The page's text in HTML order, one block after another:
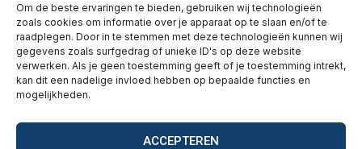
Om de beste ervaringen te bieden, gebruiken wij technologieën
zoals cookies om informatie over je apparaat op te slaan en/of te
raadplegen. Door in te stemmen met deze technologieën kunnen wij
gegevens zoals surfgedrag of unieke ID's op deze website
verwerken. Als je geen toestemming geeft of je toestemming intrekt,
kan dit een nadelige invloed hebben op bepaalde functies en
mogelijkheden.
ACCEPTEREN
HANDIG
Licenties
Tarieven
Wetgeving